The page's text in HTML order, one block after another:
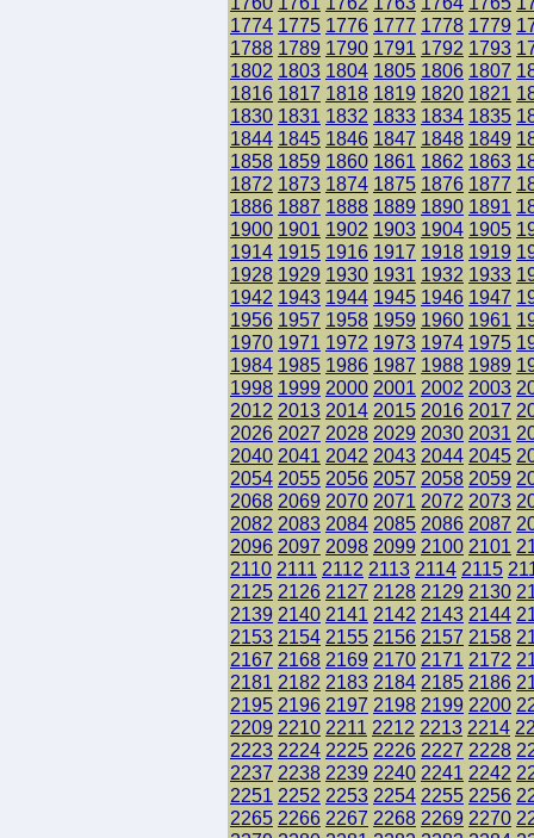
1774 1775 1776 1777 1778 1779
1788 1789 1790 1791 1792 1793
1802 1803 1804 1805 1806 1807
1816 1817 1818 1819 1820 1821
1830 1831 1832 1833 1834 1835
1844 1845 1846 1847 1848 1849
1858 1859 1860 1861 1862 1863
1872 1873 1874 1875 1876 1877
1886 1887 1888 1889 1890 1891
1900 1901 1902 1903 1904 1905
1914 1915 1916 1917 1918 1919
1928 1929 1930 1931 1932 1933
1942 1943 1944 1945 1946 1947
1956 1957 1958 1959 1960 1961
1970 1971 1972 1973 1974 1975
1984 1985 1986 1987 1988 1989
1998 1999 2000 2001 2002 2003
2012 2013 2014 2015 2016 2017
2026 2027 2028 2029 2030 2031
2040 2041 2042 2043 2044 2045
2054 2055 2056 2057 2058 2059
2068 2069 2070 2071 2072 2073
2082 2083 2084 2085 2086 2087
2096 2097 2098 2099 2100 2101
2110 2111 2112 2113 2114 2115
2125 2126 2127 2128 2129 2130
2139 2140 2141 2142 2143 2144
2153 2154 2155 2156 2157 2158
2167 2168 2169 2170 2171 2172
2181 2182 2183 2184 2185 2186
2195 2196 2197 2198 2199 2200
2209 2210 2211 2212 2213 2214
2223 2224 2225 2226 2227 2228
2237 2238 2239 2240 2241 2242
2251 2252 2253 2254 2255 2256
2265 2266 2267 2268 2269 2270